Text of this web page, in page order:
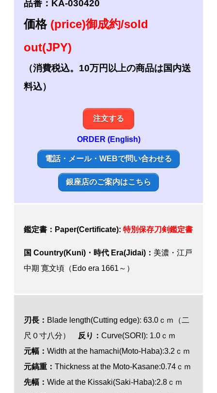
品番：KA-030420
価格 (price)御成約/sold
out(JPY)
（消費税込。10万円以上の商品は国内送
料込）
注文する
ORDER (English)
電話・メール・WEBで問い合わせる
銀座店のご案内はこちら
鑑定書：Paper(Certificate): 特別保存刀剣鑑定書
国 Country(Kuni)・時代 Era(Jidai)： 美濃・江戸
中期 寛文頃（Edo era 1661～）
刃長： Blade length(Cutting edge): 63.0ｃｍ（二
尺０寸八分）
反り： Curve(SORI): 1.0ｃｍ
元幅： Width at the hamachi(Moto-Haba):3.2ｃｍ
元鎬重： Thickness at the Moto-Kasane:0.74ｃｍ
先幅： Wide at the Kissaki(Saki-Haba):2.8ｃｍ